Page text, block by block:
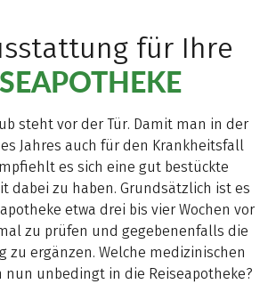
für Ihre
steht vor der Tür. Damit man in der
Jahres auch für den Krankheitsfall
es sich eine gut bestückte
dabei zu haben. Grundsätzlich ist es
etwa drei bis vier Wochen vor
zu prüfen und gegebenenfalls die
zu ergänzen. Welche medizinischen
nun unbedingt in die Reiseapotheke?